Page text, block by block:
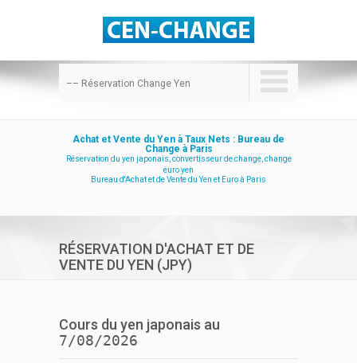
–– Réservation Change Yen
Achat et Vente du Yen à Taux Nets : Bureau de
Change à Paris
Réservation du yen japonais, convertisseur de change, change
euro yen
Bureau d'Achat et de Vente du Yen et Euro à Paris
RÉSERVATION D'ACHAT ET DE
VENTE DU YEN (JPY)
Cours du yen japonais au
7/08/2026